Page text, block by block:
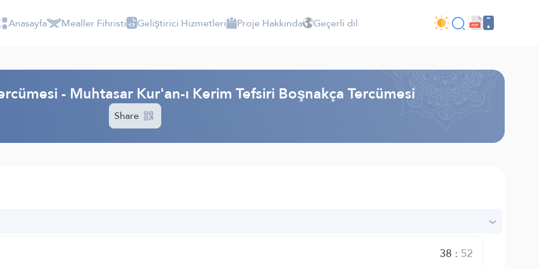
Anasayfa Mealler Fihristi Geliştirici Hizmetleri Proje Hakkında Geçerli dil
- Muhtasar Kur'an-ı Kerim Tefsiri Boşnakça Tercümesi
Share
38 : 52